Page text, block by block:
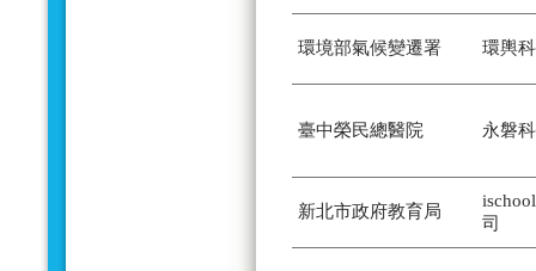
環境部氣候變遷署 環輿
臺中榮民總醫院 永磐
新北市政府教育局
司